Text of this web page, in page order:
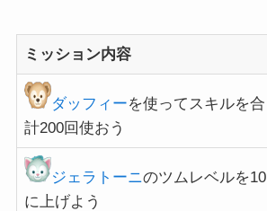
ミッション内容
ダッフィーを使ってスキルを合
計200回使おう
ジェラトーニのツムレベルを10
に上げよう